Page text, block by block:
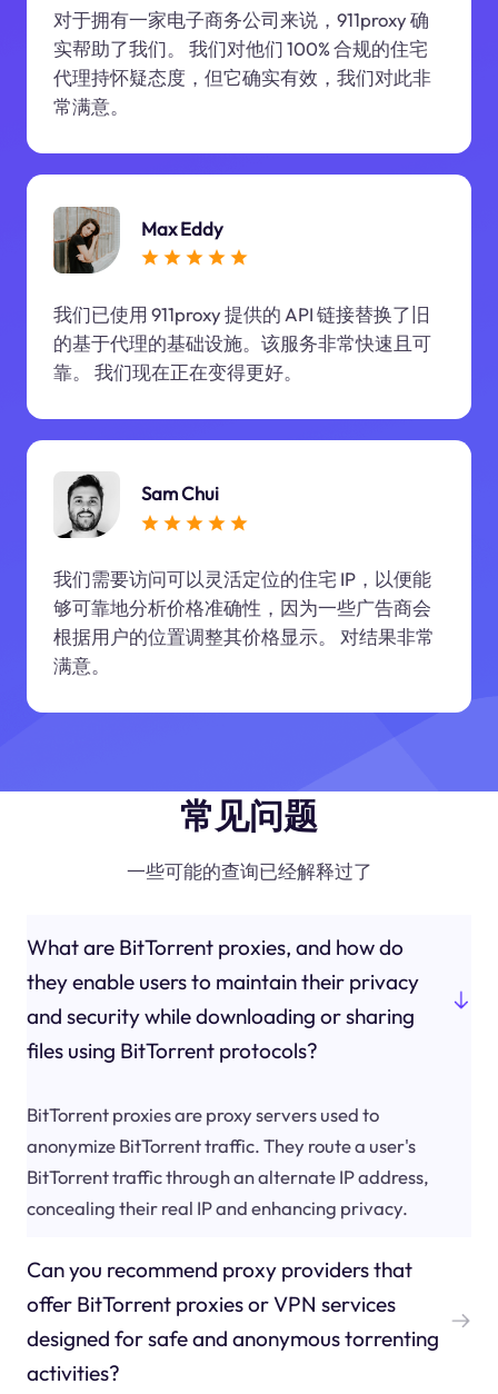
对于拥有一家电子商务公司来说，911proxy 确
实帮助了我们。 我们对他们 100% 合规的住宅
代理持怀疑态度，但它确实有效，我们对此非
常满意。
Max Eddy
我们已使用 911proxy 提供的 API 链接替换了旧
的基于代理的基础设施。该服务非常快速且可
靠。 我们现在正在变得更好。
Sam Chui
我们需要访问可以灵活定位的住宅 IP，以便能
够可靠地分析价格准确性，因为一些广告商会
根据用户的位置调整其价格显示。 对结果非常
满意。
常见问题
一些可能的查询已经解释过了
What are BitTorrent proxies, and how do
they enable users to maintain their privacy
and security while downloading or sharing
files using BitTorrent protocols?
BitTorrent proxies are proxy servers used to
anonymize BitTorrent traffic. They route a user's
BitTorrent traffic through an alternate IP address,
concealing their real IP and enhancing privacy.
Can you recommend proxy providers that
offer BitTorrent proxies or VPN services
designed for safe and anonymous torrenting
activities?